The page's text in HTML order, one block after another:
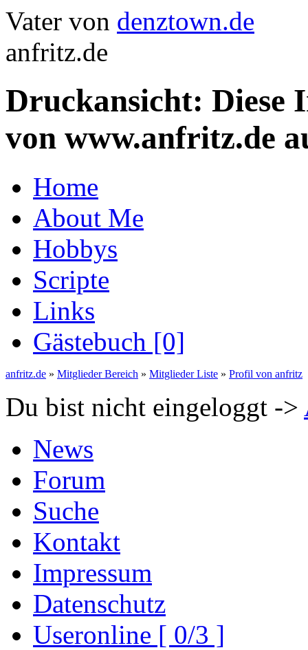
Vater von denztown.de
anfritz.de
Druckansicht: Diese
von www.anfritz.de
Home
About Me
Hobbys
Scripte
Links
Gästebuch [0]
anfritz.de » Mitglieder Bereich » Mitglieder Liste » Profil von anfritz
Du bist nicht eingeloggt ->
News
Forum
Suche
Kontakt
Impressum
Datenschutz
Useronline [ 0/3 ]